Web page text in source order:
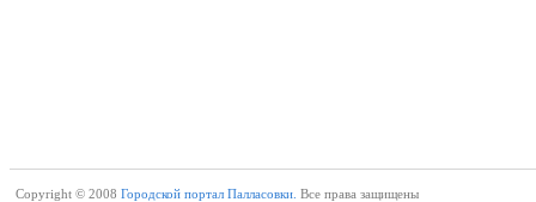
Copyright © 2008 Городской портал Палласовки. Все права защищены